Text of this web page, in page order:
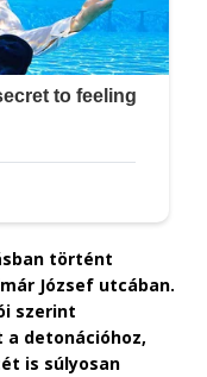
történt
József utcában.
szerint
detonációhoz,
is súlyosan